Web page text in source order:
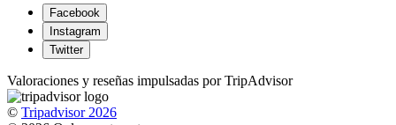
Facebook
Instagram
Twitter
Valoraciones y reseñas impulsadas por TripAdvisor
© Tripadvisor 2026